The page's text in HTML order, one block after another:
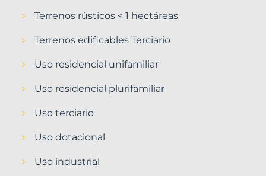
Terrenos rústicos < 1 hectáreas
Terrenos edificables Terciario
Uso residencial unifamiliar
Uso residencial plurifamiliar
Uso terciario
Uso dotacional
Uso industrial